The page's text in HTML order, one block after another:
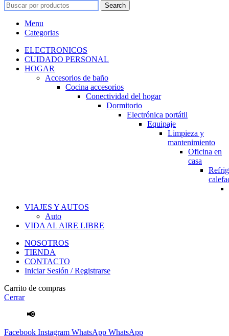
Search
Menu
Categorias
ELECTRONICOS
CUIDADO PERSONAL
HOGAR
Accesorios de baño
Cocina accesorios
Conectividad del hogar
Dormitorio
Electrónica portátil
Equipaje
Limpieza y
mantenimiento
Oficina en
casa
VIAJES Y AUTOS
Auto
VIDA AL AIRE LIBRE
NOSOTROS
TIENDA
CONTACTO
Iniciar Sesión / Registrarse
Carrito de compras
Cerrar
📢
Facebook Instagram WhatsApp WhatsApp